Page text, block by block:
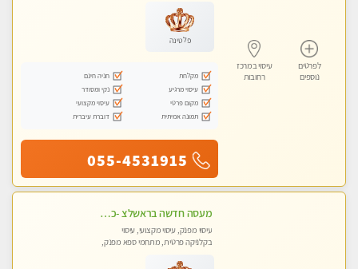
לפרטים
נוספים
עיסוי במרכז
רחובות
פלטינה
מקלחת
חניה חינם
עיסוי מרגיע
נקי ומסודר
מקום פרטי
עיסוי מקצועי
תמונה אמיתית
דוברת עיברית
055-4531915
מעסה חדשה בראשלצ -כל סוגי העיסויים מעסה מקצועית ואיכותית פרטי!!!מומלץ לחלוטין!!
עיסוי מפנק, עיסוי מקצועי, עיסוי
בקלניקה פרטית, מתחמי ספא מפנק,